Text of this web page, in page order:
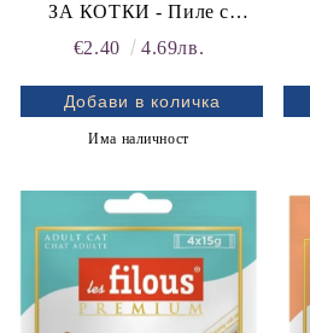
ЗА КОТКИ - Пиле с
Пилешки черен дроб 4х15 г
€2.40 4.69лв.
Има наличност